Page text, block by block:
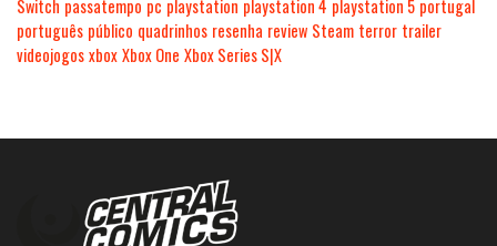
Switch passatempo pc playstation playstation 4 playstation 5 portugal
português público quadrinhos resenha review Steam terror trailer
videojogosxboxXbox One Xbox Series S|X